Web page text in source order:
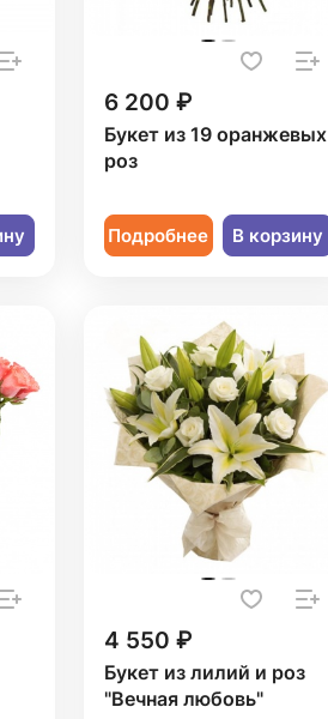
6 200 ₽
Букет из 19 оранжевых
роз
Подробнее В корзину
4 550 ₽
Букет из лилий и роз
"Вечная любовь"